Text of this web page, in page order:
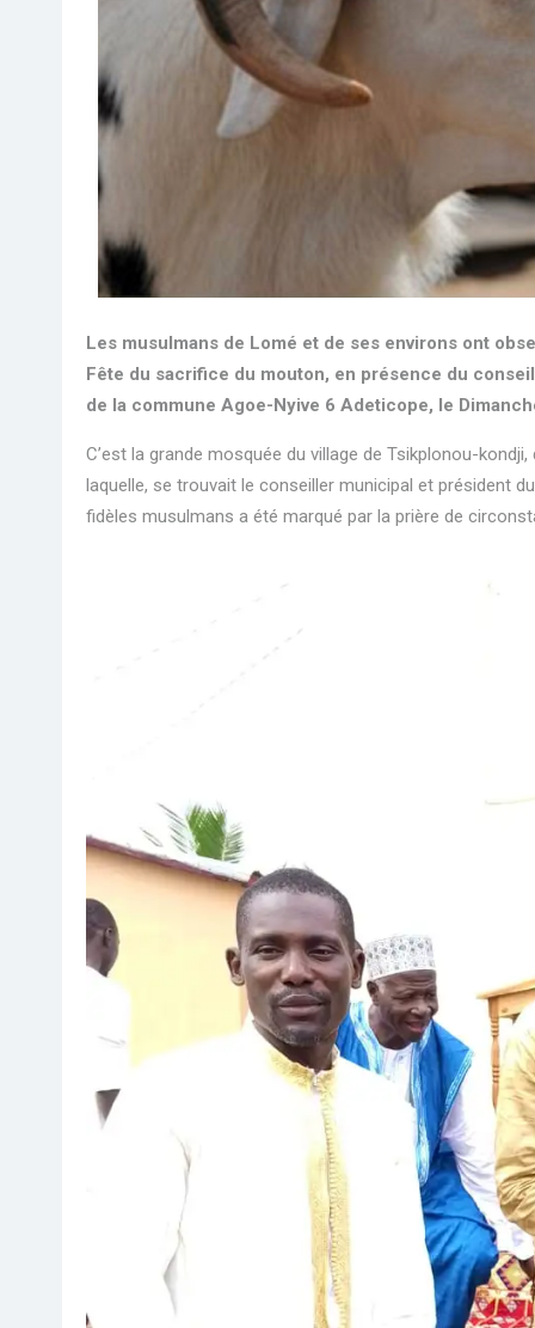
Les musulmans de Lomé et de ses environs ont
Fête du sacrifice du mouton, en présence du
de la commune Agoe-Nyive 6 Adeticope, le
C’est la grande mosquée du village de Tsikplonou-
laquelle, se trouvait le conseiller municipal et président
fidèles musulmans a été marqué par la prière de